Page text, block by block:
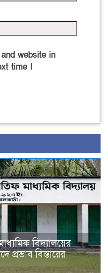
website in
time I
বিদ্যালয়ের
প্রভাব বিস্তারের